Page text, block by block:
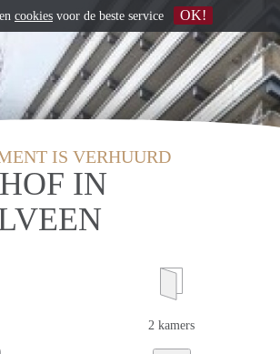
IS VERHUURD
IN
2 kamers
cookies voor de beste service OK!